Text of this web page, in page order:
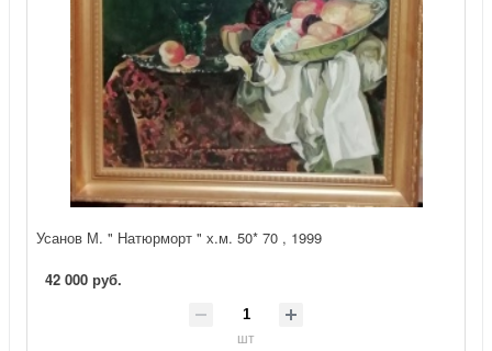
Усанов М. " Натюрморт " х.м. 50* 70 , 1999
42 000 руб.
шт